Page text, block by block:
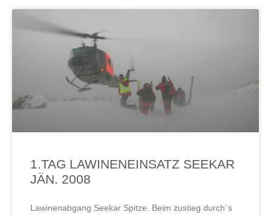
1.TAG LAWINENEINSATZ SEEKAR
JÄN. 2008
Lawinenabgang Seekar Spitze. Beim zustieg durch´s